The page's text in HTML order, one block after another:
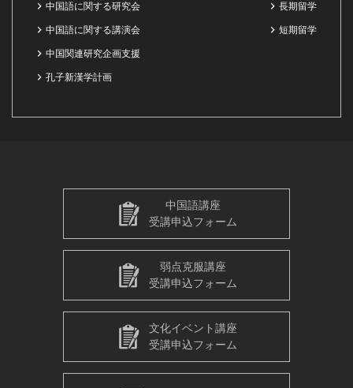
中国語に関する研究会
中国語に関する講演会
中国関連研究企画支援
孔子新漢学計画
長期留学
短期留学
中国語講座
受講申込フォーム
弱点克服講座
受講申込フォーム
文化イベント講座
受講申込フォーム